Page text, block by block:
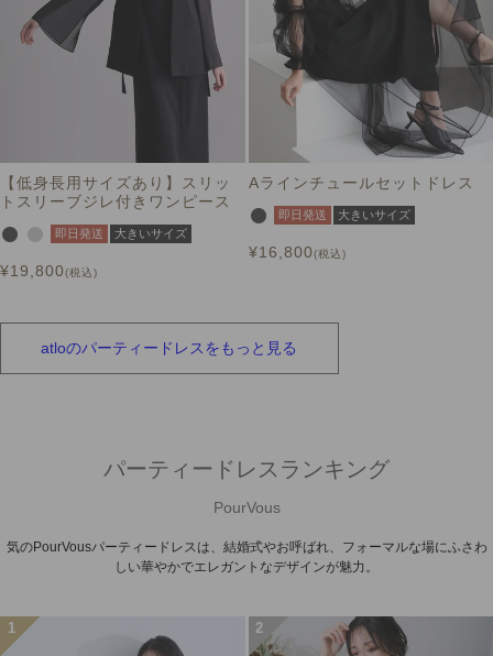
【低身長用サイズあり】スリッ
トスリーブジレ付きワンピース
即日発送 大きいサイズ
¥19,800 税込
Aラインチュールセットドレス
即日発送 大きいサイズ
¥16,800 税込
atloのパーティードレスをもっと見る
パーティードレスランキング
PourVous
気のPourVousパーティードレスは、結婚式やお呼ばれ、フォーマルな場にふさわ
しい華やかでエレガントなデザインが魅力。